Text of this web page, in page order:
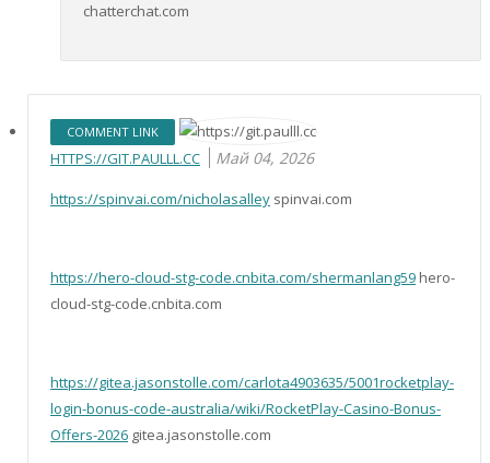
chatterchat.com
COMMENT LINK
HTTPS://GIT.PAULLL.CC Май 04, 2026
https://spinvai.com/nicholasalley spinvai.com
https://hero-cloud-stg-code.cnbita.com/shermanlang59 hero-
cloud-stg-code.cnbita.com
https://gitea.jasonstolle.com/carlota4903635/5001rocketplay-
login-bonus-code-australia/wiki/RocketPlay-Casino-Bonus-
Offers-2026 gitea.jasonstolle.com